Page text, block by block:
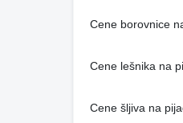
Cene borovnice
Cene lešnika na
Cene šljiva na